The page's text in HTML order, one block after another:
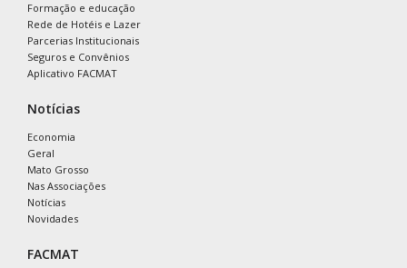
Formação e educação
Rede de Hotéis e Lazer
Parcerias Institucionais
Seguros e Convênios
Aplicativo FACMAT
Notícias
Economia
Geral
Mato Grosso
Nas Associações
Notícias
Novidades
FACMAT